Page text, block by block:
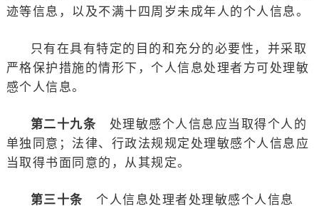
迹等信息，以及不满十四周岁未成年人的个人信息。
只有在具有特定的目的和充分的必要性，并采取
严格保护措施的情形下，个人信息处理者方可处理敏
感个人信息。
第二十九条 处理敏感个人信息应当取得个人的
单独同意；法律、行政法规规定处理敏感个人信息应
当取得书面同意的，从其规定。
第三十条 个人信息处理者处理敏感个人信息